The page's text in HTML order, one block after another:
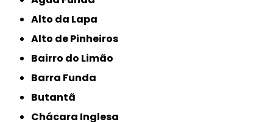
Alto da Lapa
Alto de Pinheiros
Bairro do Limão
Barra Funda
Butantã
Chácara Inglesa